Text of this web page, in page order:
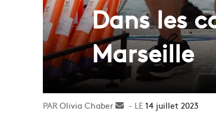
Dans les
Marseille
Olivia Chaber
Envoyer14 juillet 2023